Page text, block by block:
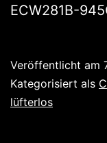
ECW281B-
Veröffentlicht am
Kategorisiert als
lüfterlos